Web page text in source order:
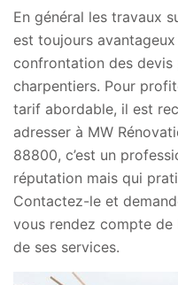
En général les travaux
est toujours
confrontation des devis
charpentiers. Pour
tarif abordable, il est
adresser à MW
88800, c’est un
réputation mais qui
Contactez-le et
vous rendez compte
de ses services.